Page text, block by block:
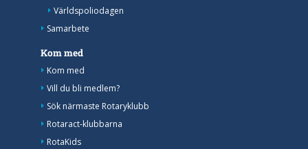
Världspoliodagen
Samarbete
Kom med
Kom med
Vill du bli medlem?
Sök närmaste Rotaryklubb
Rotaract-klubbarna
RotaKids